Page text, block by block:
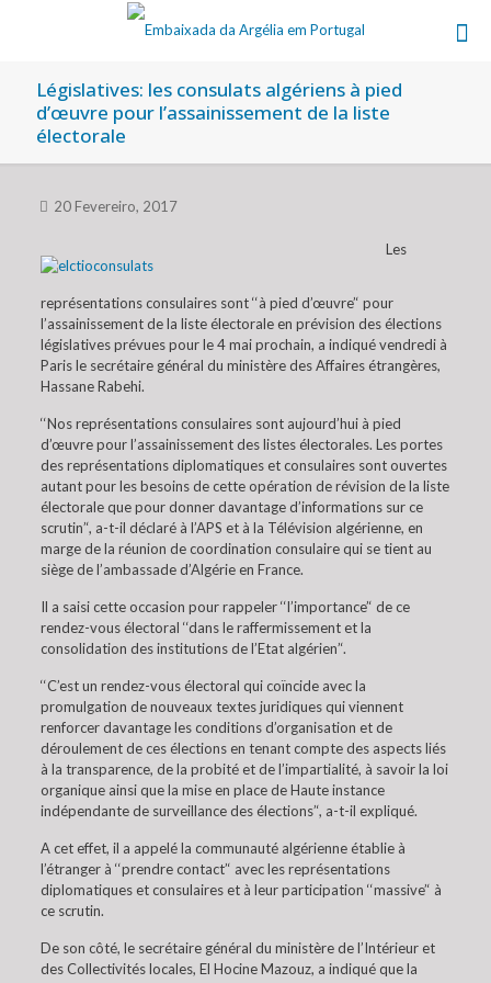
Législatives: les consulats algériens à pied
d’œuvre pour l’assainissement de la liste
électorale
20 Fevereiro, 2017
Les
représentations consulaires sont ‘‘à pied d’œuvre’‘ pour
l’assainissement de la liste électorale en prévision des élections
législatives prévues pour le 4 mai prochain, a indiqué vendredi à
Paris le secrétaire général du ministère des Affaires étrangères,
Hassane Rabehi.
‘‘Nos représentations consulaires sont aujourd’hui à pied
d’œuvre pour l’assainissement des listes électorales. Les portes
des représentations diplomatiques et consulaires sont ouvertes
autant pour les besoins de cette opération de révision de la liste
électorale que pour donner davantage d’informations sur ce
scrutin’‘, a-t-il déclaré à l’APS et à la Télévision algérienne, en
marge de la réunion de coordination consulaire qui se tient au
siège de l’ambassade d’Algérie en France.
Il a saisi cette occasion pour rappeler ‘‘l’importance’‘ de ce
rendez-vous électoral ‘‘dans le raffermissement et la
consolidation des institutions de l’Etat algérien’‘.
‘‘C’est un rendez-vous électoral qui coïncide avec la
promulgation de nouveaux textes juridiques qui viennent
renforcer davantage les conditions d’organisation et de
déroulement de ces élections en tenant compte des aspects liés
à la transparence, de la probité et de l’impartialité, à savoir la loi
organique ainsi que la mise en place de Haute instance
indépendante de surveillance des élections’‘, a-t-il expliqué.
A cet effet, il a appelé la communauté algérienne établie à
l’étranger à ‘‘prendre contact’‘ avec les représentations
diplomatiques et consulaires et à leur participation ‘‘massive’‘ à
ce scrutin.
De son côté, le secrétaire général du ministère de l’Intérieur et
des Collectivités locales, El Hocine Mazouz, a indiqué que la